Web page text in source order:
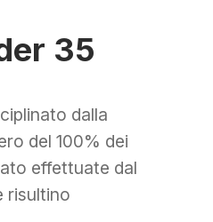
35
dalla
del 100% dei
effettuate dal
risultino